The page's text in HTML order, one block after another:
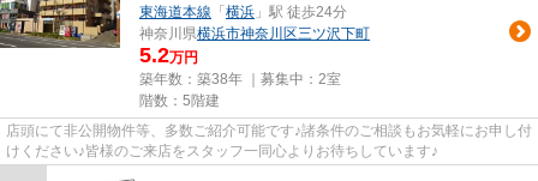
東海道本線 「 横浜 」駅 徒歩24分
神奈川県横浜市神奈川区三ツ沢下町
5.2万円
築年数：築38年 ｜募集中： 2室
階数：5階建
店頭にて非公開物件等、多数ご紹介可能です♪諸条件のご相談もお気軽にお申し付
けください♪皆様のご来店をスタッフ一同心よりお待ちしています♪